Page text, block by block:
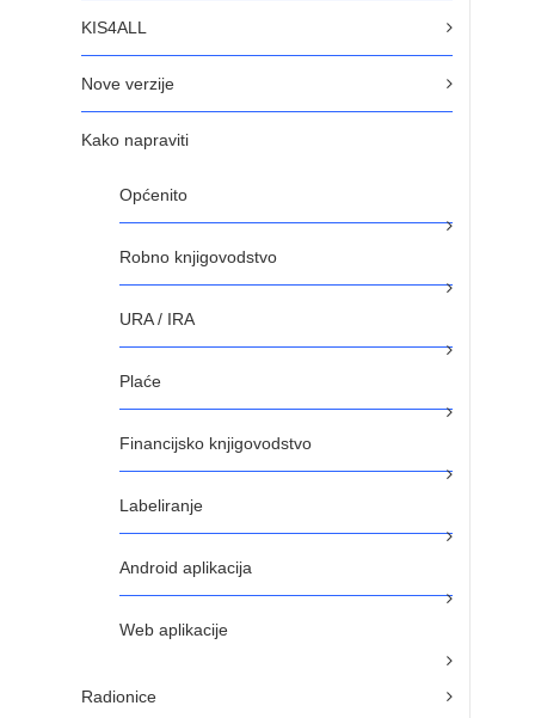
KIS4ALL
Nove verzije
Kako napraviti
Općenito
Robno knjigovodstvo
URA / IRA
Plaće
Financijsko knjigovodstvo
Labeliranje
Android aplikacija
Web aplikacije
Radionice